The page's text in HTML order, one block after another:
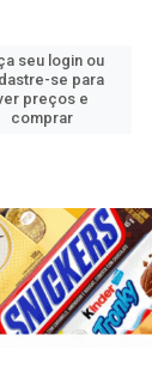
seu login ou
se para
preços e
comprar